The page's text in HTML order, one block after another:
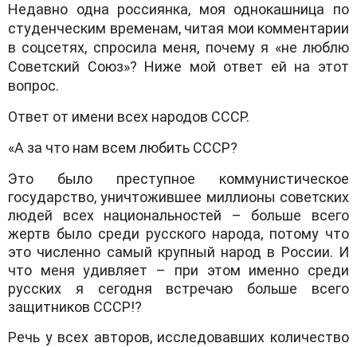
Недавно одна россиянка, моя однокашница по
студенческим временам, читая мои комментарии
в соцсетях, спросила меня, почему я «не люблю
Советский Союз»? Ниже мой ответ ей на этот
вопрос.
Ответ от имени всех народов СССР.
«А за что нам всем любить СССР?
Это было преступное коммунистическое
государство, уничтожившее миллионы советских
людей всех национальностей – больше всего
жертв было среди русского народа, потому что
это численно самый крупный народ в России. И
что меня удивляет – при этом именно среди
русских я сегодня встречаю больше всего
защитников СССР!?
Речь у всех авторов, исследовавших количество